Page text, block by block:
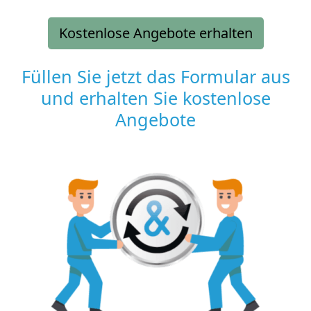
Kostenlose Angebote erhalten
Füllen Sie jetzt das Formular aus
und erhalten Sie kostenlose
Angebote